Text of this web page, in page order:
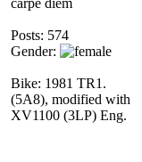
carpe diem
Posts: 574
Gender:
Bike: 1981 TR1.
(5A8), modified with
XV1100 (3LP) Eng.